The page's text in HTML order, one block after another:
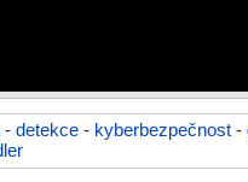
- detekce - kyberbezpečnost -